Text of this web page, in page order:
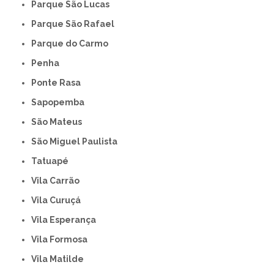
Parque São Lucas
Parque São Rafael
Parque do Carmo
Penha
Ponte Rasa
Sapopemba
São Mateus
São Miguel Paulista
Tatuapé
Vila Carrão
Vila Curuçá
Vila Esperança
Vila Formosa
Vila Matilde